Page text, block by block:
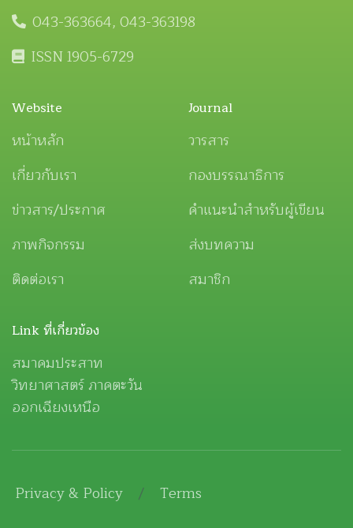
043-363664, 043-363198
ISSN 1905-6729
Website
หน้าหลัก
เกี่ยวกับเรา
ข่าวสาร/ประกาศ
ภาพกิจกรรม
ติดต่อเรา
Journal
วารสาร
กองบรรณาธิการ
คำแนะนำสำหรับผู้เขียน
ส่งบทความ
สมาชิก
Link ที่เกี่ยวข้อง
สมาคมประสาท
วิทยาศาสตร์ ภาคตะวัน
ออกเฉียงเหนือ
Privacy & Policy / Terms